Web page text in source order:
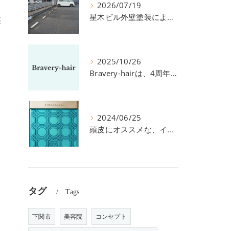
2026/07/19
星木ビル外壁塗装による、駐車場の件につきまして。
2025/10/26
Bravery-hairは、4周年を迎えました！
2024/06/25
頭皮にオススメな、イイスタンダードのスカルプ系シャンプー＆トリートメントです！
タグ Tags
下関市 美容院 コンセプト